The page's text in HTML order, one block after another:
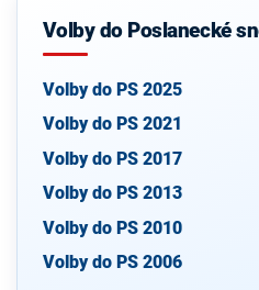
Volby do Poslanecké
Volby do PS 2025
Volby do PS 2021
Volby do PS 2017
Volby do PS 2013
Volby do PS 2010
Volby do PS 2006